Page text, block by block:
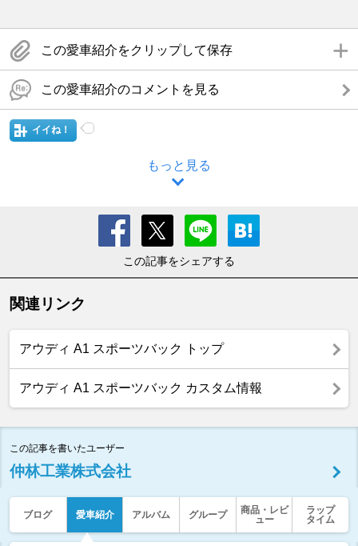
この愛車紹介をクリップして保存
この愛車紹介のコメントを見る
イイね！
もっと見る
この記事をシェアする
関連リンク
アウディ A1 スポーツバック トップ
アウディ A1 スポーツバック カスタム情報
この記事を書いたユーザー
仲林工業株式会社
ブログ 愛車紹介 アルバム グループ
商品・レビ
ュー
ラップ
タイム